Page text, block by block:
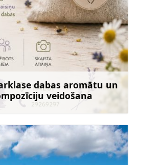
dabas aromātu un
veidošana
Uzzināt vairāk